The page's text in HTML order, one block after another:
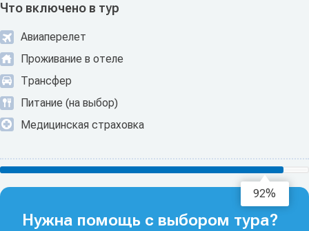
Что включено в тур
Авиаперелет
Проживание в отеле
Трансфер
Питание (на выбор)
Медицинская страховка
93%
Нужна помощь с выбором тура?